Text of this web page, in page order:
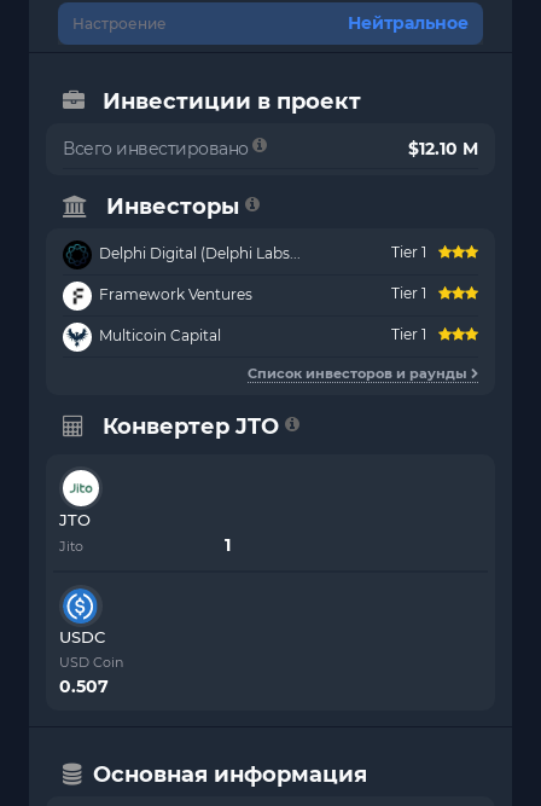
Настроение Нейтральное
Инвестиции в проект
Всего инвестировано $12.10 M
Инвесторы
Delphi Digital (Delphi Labs... Tier 1
Framework Ventures Tier 1
Multicoin Capital Tier 1
Список инвесторов и раунды
Конвертер JTO
JTO
Jito
USDC
USD Coin
0.507
Основная информация